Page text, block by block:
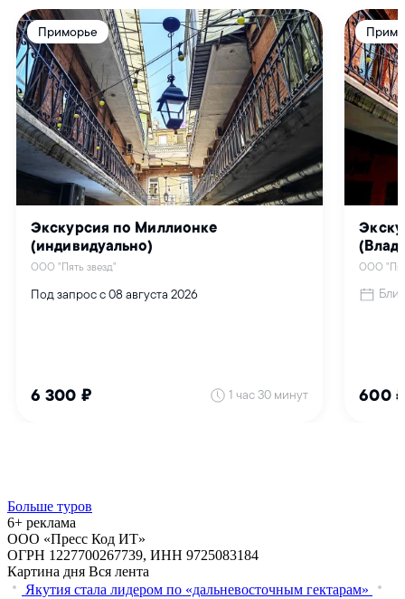
Больше туров
6+ реклама
ООО «Пресс Код ИТ»
ОГРН 1227700267739, ИНН 9725083184
Картина дня Вся лента
Якутия стала лидером по «дальневосточным гектарам»